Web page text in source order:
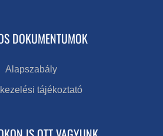
DOKUMENTUMOK
Alapszabály
tájékoztató